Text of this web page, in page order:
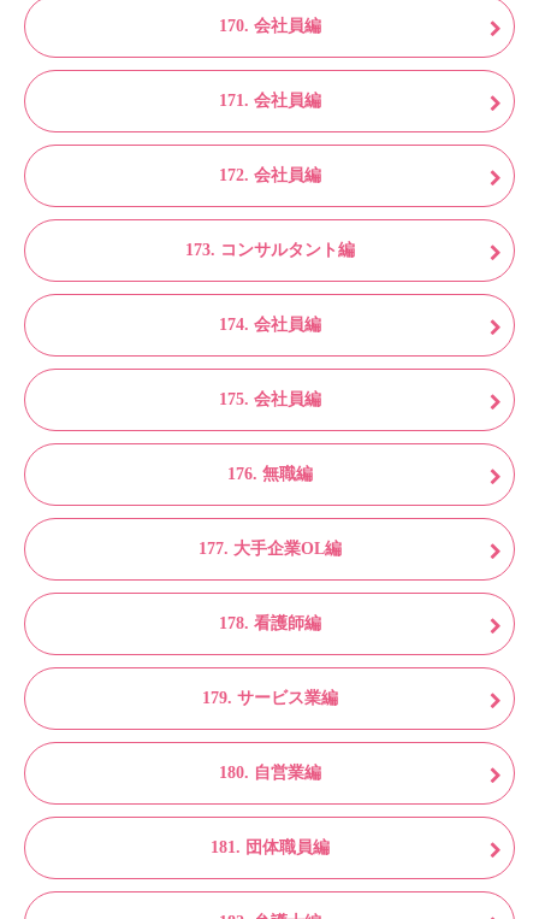
170. 会社員編
171. 会社員編
172. 会社員編
173. コンサルタント編
174. 会社員編
175. 会社員編
176. 無職編
177. 大手企業OL編
178. 看護師編
179. サービス業編
180. 自営業編
181. 団体職員編